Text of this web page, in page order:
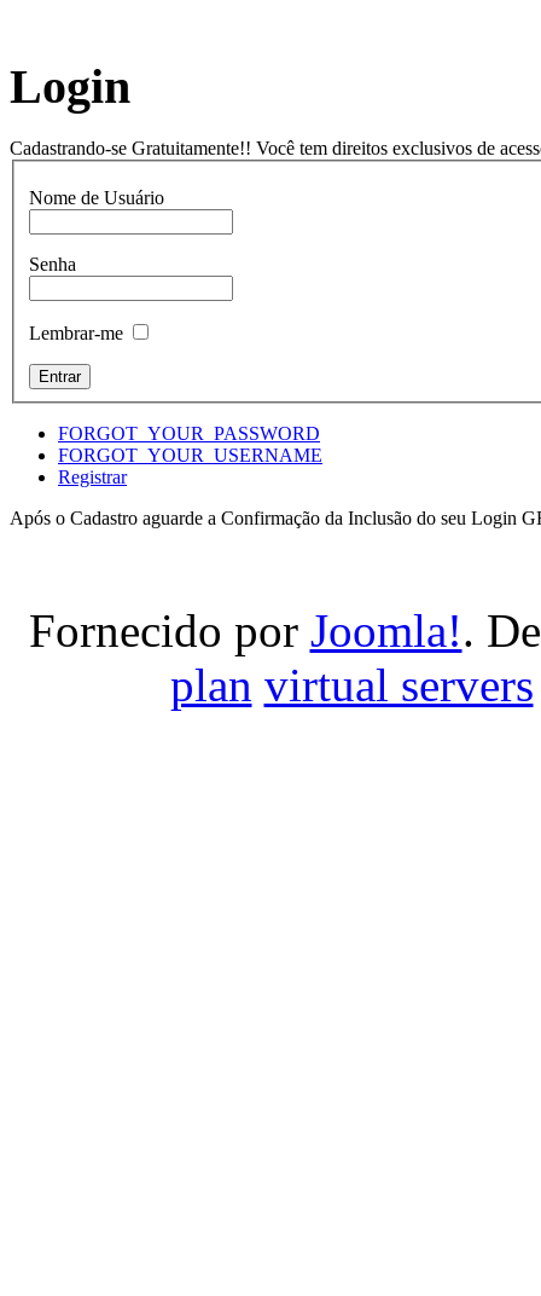
Login
Cadastrando-se Gratuitamente!! Você tem direitos exclusivos de
Nome de Usuário
Senha
Lembrar-me
FORGOT_YOUR_PASSWORD
FORGOT_YOUR_USERNAME
Registrar
Após o Cadastro aguarde a Confirmação da Inclusão do seu Login
Fornecido por Joomla!.
plan virtual servers